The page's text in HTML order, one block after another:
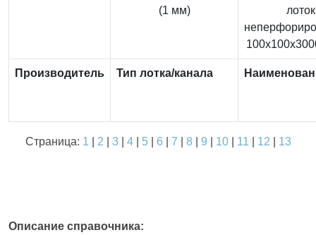
(1 мм)
лоток
Производитель Тип лотка/канала
Страница: 1 2 3| 4| 5| 6 7 8| 9 10| 11 12 13
Описание справочника: